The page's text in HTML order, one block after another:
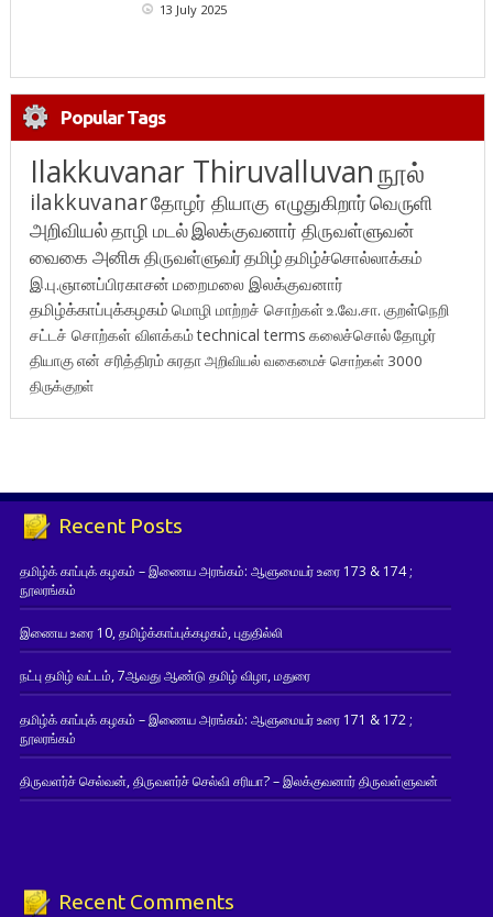
13 July 2025
Popular Tags
Ilakkuvanar Thiruvalluvanநூல்
ilakkuvanarதோழர் தியாகு எழுதுகிறார்வெருளி
அறிவியல்தாழி மடல்இலக்குவனார் திருவள்ளுவன்
வைகை அனிசுதிருவள்ளுவர்தமிழ்தமிழ்ச்சொல்லாக்கம்
இ.பு.ஞானப்பிரகாசன் மறைமலை இலக்குவனார்
தமிழ்க்காப்புக்கழகம் மொழி மாற்றச் சொற்கள்உ.வே.சா. குறள்நெறி
சட்டச் சொற்கள் விளக்கம்technical terms கலைச்சொல்தோழர்
தியாகுஎன் சரித்திரம்சுரதாஅறிவியல் வகைமைச் சொற்கள் 3000
திருக்குறள்
Recent Posts
தமிழ்க் காப்புக் கழகம் – இணைய அரங்கம்: ஆளுமையர் உரை 173 & 174 ;
நூலரங்கம்
இணைய உரை 10, தமிழ்க்காப்புக்கழகம், புதுதில்லி
நட்பு தமிழ் வட்டம், 7ஆவது ஆண்டு தமிழ் விழா, மதுரை
தமிழ்க் காப்புக் கழகம் – இணைய அரங்கம்: ஆளுமையர் உரை 171 & 172 ;
நூலரங்கம்
திருவளர்ச் செல்வன், திருவளர்ச் செல்வி சரியா? – இலக்குவனார் திருவள்ளுவன்
Recent Comments